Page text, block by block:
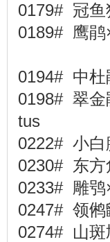
0179# 冠鱼
0189# 鹰鹃
0194# 中
0198# 翠金
tus
0222# 小
0230# 东
0233# 雕
0247# 领鸺
0274# 山斑